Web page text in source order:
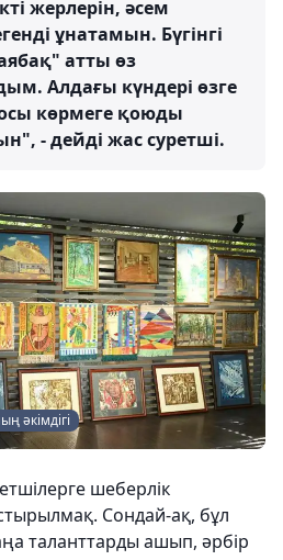
жерлерін, әсем
ұнатамын. Бүгінгі
атты өз
Алдағы күндері өзге
көрмеге қоюды
- дейді жас суретші.
әкімдігі
шеберлік
Сондай-ақ, бұл
таланттарды ашып, әрбір